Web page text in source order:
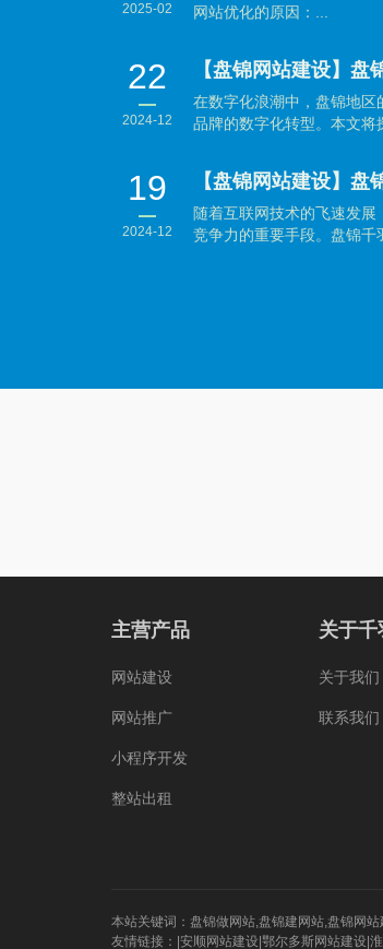
2025-02
网站优化的原因：...
22
2024-12
在数字化浪潮中，盘锦地
品牌的数字化转型。本文将
19
2024-12
随着互联网技术的飞速发
竞争力的重要手段。盘锦千
主营产品
网站建设
网站推广
小程序开发
整站出租
关于千
关于我们
联系我们
本站关键词： 盘锦做网站,盘锦建网站,盘锦网站
友情链接：| 安顺网站建设 鄂尔多斯网站建设